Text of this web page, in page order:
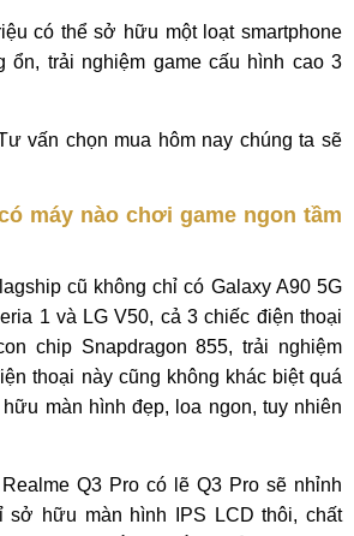
có thể sở hữu một loạt smartphone
ổn, trải nghiệm game cấu hình cao 3
vấn chọn mua hôm nay chúng ta sẽ
máy nào chơi game ngon tầm
cũ không chỉ có Galaxy A90 5G
1 và LG V50, cả 3 chiếc điện thoại
chip Snapdragon 855, trải nghiệm
thoại này cũng không khác biệt quá
màn hình đẹp, loa ngon, tuy nhiên
Q3 Pro có lẽ Q3 Pro sẽ nhỉnh
sở hữu màn hình IPS LCD thôi, chất